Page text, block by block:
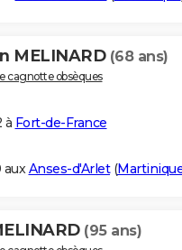
MELINARD (68 ans)
cagnotte obsèques
à Fort-de-France
auxAnses-d'Arlet(
(95 ans)